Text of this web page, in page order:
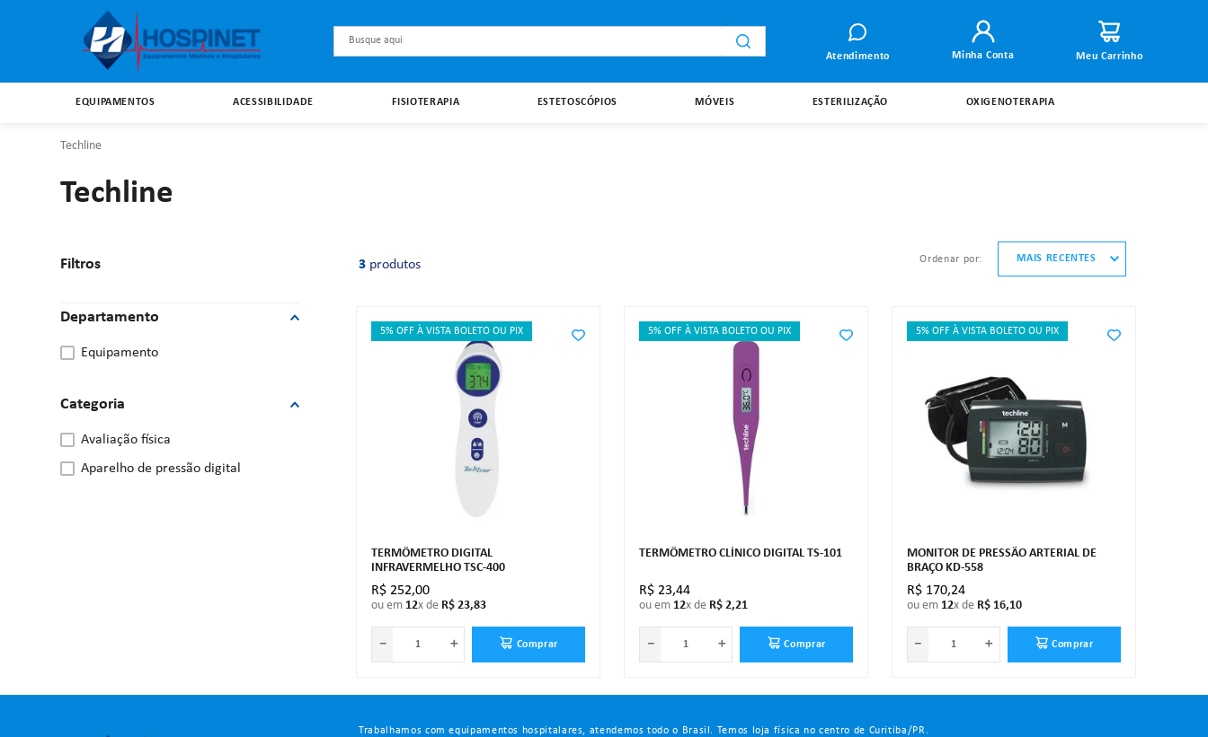
Busque aqui
Atendimento Minha Conta
EQUIPAMENTOS ACESSIBILIDADE FISIOTERAPIA ESTETOSCÓPIOS MÓVEIS ESTERILIZAÇÃO OXIGENOTERAPIA
Techline
Techline
Filtros
Departamento
equipamento
Categoria
avaliação física
aparelho de pressão digital
3 produtos ordenar por MAIS RECENTES
5% OFF À VISTA BOLETO OU PIX
TERMÔMETRO DIGITAL
INFRAVERMELHO TSC-400
R$ 252,00
ou em 12x de R$ 23,83
＋
－ Comprar
5% OFF À VISTA BOLETO OU PIX
TERMÔMETRO CLÍNICO DIGITAL TS-101
R$ 23,44
ou em 12x de R$ 2,21
＋
－ Comprar
5% OFF À VISTA BOLETO OU PIX
MONITOR DE PRESSÃO ARTERIAL DE
BRAÇO KD-558
R$ 170,24
ou em 12x de R$ 16,10
＋
－ Comprar
Trabalhamos com equipamentos hospitalares, atendemos todo o Brasil. Temos loja física no centro de Curitiba/PR.